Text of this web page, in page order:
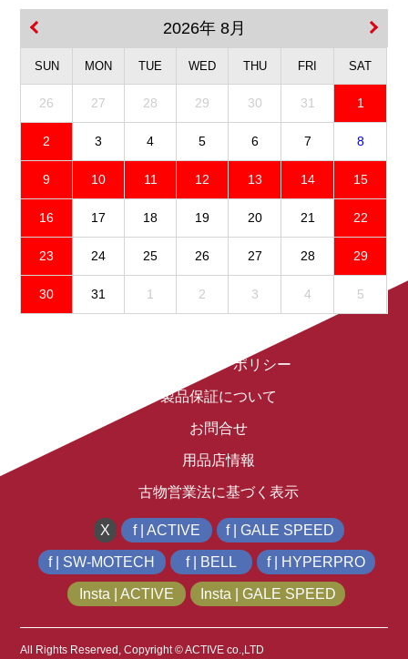
2026年 8月
SUN MON TUE WED THU FRI SAT
26 27 28 29 30 31 1
2 3 4 5 6 7 8
9 10 11 12 13 14 15
16 17 18 19 20 21 22
23 24 25 26 27 28 29
30 31 1 2 3 4 5
プライバシーポリシー
製品保証について
お問合せ
用品店情報
古物営業法に基づく表示
X f | ACTIVE f | GALE SPEED
f | SW-MOTECH f | BELL f | HYPERPRO
Insta | ACTIVE Insta | GALE SPEED
All Rights Reserved, Copyright © ACTIVE co.,LTD